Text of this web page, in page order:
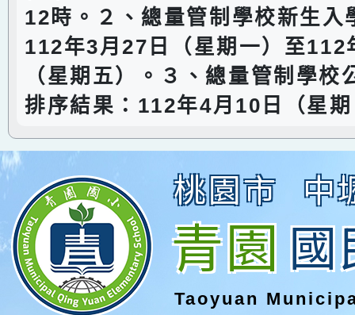
12時。２、總量管制學校新生入
112年3月27日（星期一）至112
（星期五）。３、總量管制學校
排序結果：112年4月10日（星期
桃園市 中
青園國
Taoyuan